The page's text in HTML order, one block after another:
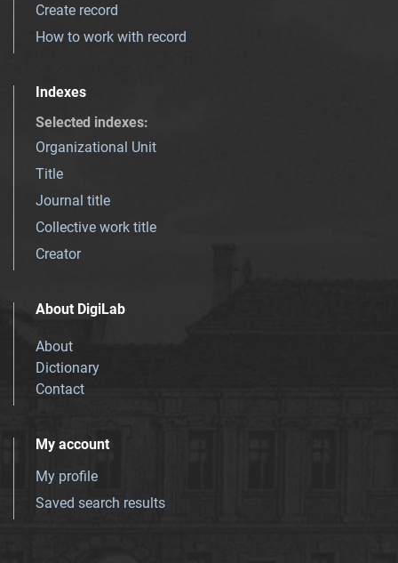
Create record
How to work with record
Indexes
Selected indexes:
Organizational Unit
Title
Journal title
Collective work title
Creator
About DigiLab
About
Dictionary
Contact
My account
My profile
Saved search results